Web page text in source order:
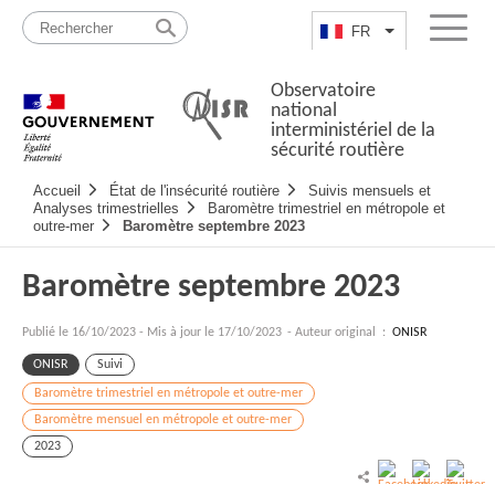
Passer
contenu
FR Lister lesMenu
Observatoire
national
interministériel de la
sécurité routière
principale
Accueil État de l'insécurité routière
Suivis mensuels et
Analyses trimestrielles
Baromètre trimestriel en métropole et
outre-mer
Baromètre septembre 2023
Baromètre septembre 2023
Publié le 16/10/2023 - Mis à jour le 17/10/2023 - Auteur original : ONISR
ONISR Suivi
Baromètre trimestriel en métropole et outre-mer
Baromètre mensuel en métropole et outre-mer
2023